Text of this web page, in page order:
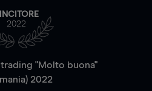
2022
"Molto buona"
2022